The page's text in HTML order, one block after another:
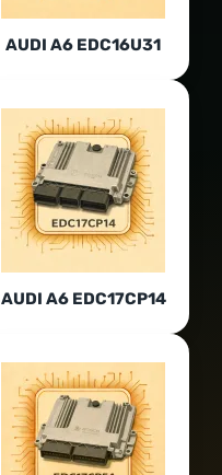
AUDI A6 EDC16U31
AUDI A6 EDC17CP14